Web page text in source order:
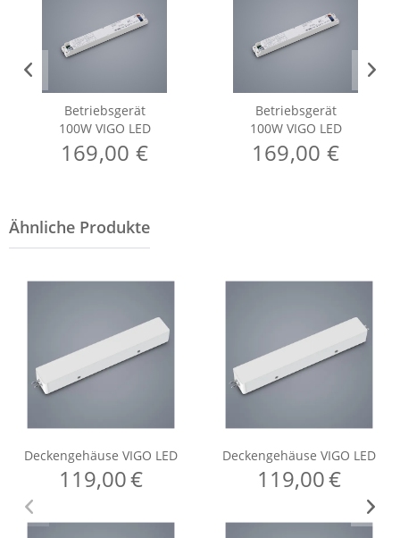
Betriebsgerät
100W VIGO LED
169,00 €
Betriebsgerät
100W VIGO LED
169,00 €